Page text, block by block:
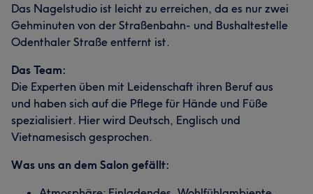
Das Nagelstudio ist leicht zu erreichen, da es nur zwei
Gehminuten von der Straßenbahn- und Bushaltestelle
Odenthaler Straße entfernt ist.
Das Team:
Die Experten üben mit Leidenschaft ihren Beruf aus
und haben sich auf die Pflege für Hände und Füße
spezialisiert. Hier wird Deutsch, Englisch und
Vietnamesisch gesprochen.
Was uns an dem Salon gefällt: